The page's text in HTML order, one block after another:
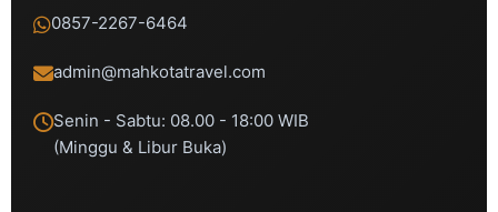
0857-2267-6464
admin@mahkotatravel.com
Senin - Sabtu: 08.00 - 18:00 WIB
(Minggu & Libur Buka)